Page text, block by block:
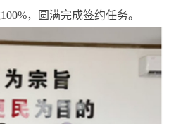
，圆满完成签约任务。